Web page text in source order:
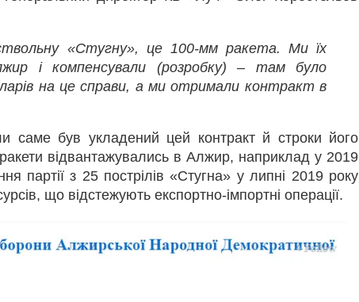
«Стугну», це 100-мм ракета. Ми їх
і компенсували (розробку) – там було
на це справи, а ми отримали контракт в
саме був укладений цей контракт й строки його
відвантажувались в Алжир, наприклад у 2019
партії з 25 пострілів «Стугна» у липні 2019 року
що відстежують експортно-імпортні операції.